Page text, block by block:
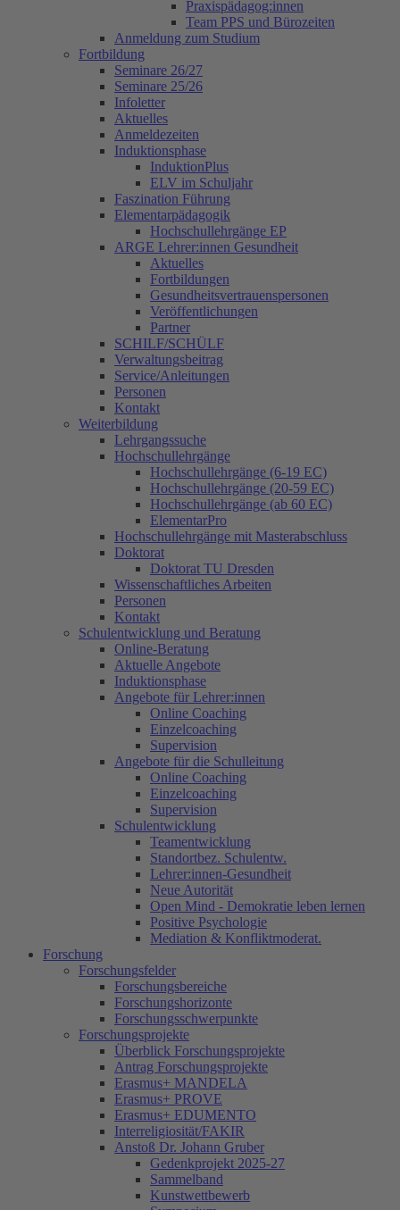
Praxispädagog:innen
Team PPS und Bürozeiten
Anmeldung zum Studium
Fortbildung
Seminare 26/27
Seminare 25/26
Infoletter
Aktuelles
Anmeldezeiten
Induktionsphase
InduktionPlus
ELV im Schuljahr
Faszination Führung
Elementarpädagogik
Hochschullehrgänge EP
ARGE Lehrer:innen Gesundheit
Aktuelles
Fortbildungen
Gesundheitsvertrauenspersonen
Veröffentlichungen
Partner
SCHILF/SCHÜLF
Verwaltungsbeitrag
Service/Anleitungen
Personen
Kontakt
Weiterbildung
Lehrgangssuche
Hochschullehrgänge
Hochschullehrgänge (6-19 EC)
Hochschullehrgänge (20-59 EC)
Hochschullehrgänge (ab 60 EC)
ElementarPro
Hochschullehrgänge mit Masterabschluss
Doktorat
Doktorat TU Dresden
Wissenschaftliches Arbeiten
Personen
Kontakt
Schulentwicklung und Beratung
Online-Beratung
Aktuelle Angebote
Induktionsphase
Angebote für Lehrer:innen
Online Coaching
Einzelcoaching
Supervision
Angebote für die Schulleitung
Online Coaching
Einzelcoaching
Supervision
Schulentwicklung
Teamentwicklung
Standortbez. Schulentw.
Lehrer:innen-Gesundheit
Neue Autorität
Open Mind - Demokratie leben lernen
Positive Psychologie
Mediation & Konfliktmoderat.
Forschung
Forschungsfelder
Forschungsbereiche
Forschungshorizonte
Forschungsschwerpunkte
Forschungsprojekte
Überblick Forschungsprojekte
Antrag Forschungsprojekte
Erasmus+ MANDELA
Erasmus+ PROVE
Erasmus+ EDUMENTO
Interreligiosität/FAKIR
Anstoß Dr. Johann Gruber
Gedenkprojekt 2025-27
Sammelband
Kunstwettbewerb